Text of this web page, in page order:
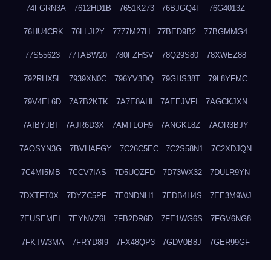
74FGRN3A 7612HD1B 7651K273 76BJGQ4F 76G4013Z
76HU4CRK 76LLJI2Y 7777M27H 77BED9B2 77BGMMG4
77S55623 77TABW20 780FZHSV 78Q29S80 78XWEZ88
792RHX5L 7939XN0C 796YV3DQ 79GHS38T 79L8YFMC
79V4EL6D 7A7B2KTK 7A7E8AHI 7AEEJVFI 7AGCKJXN
7AIBYJBI 7AJR6D3X 7AMTLOH9 7ANGKL8Z 7AOR3BJY
7AOSYN3G 7BVHAFGY 7C26C5EC 7C2S58N1 7C2XDJQN
7C4MI5MB 7CCV7IAS 7D5UQZFD 7D73WX32 7DULR9YN
7DXTFT0X 7DYZC5PF 7E0NDNH1 7EDB4H4S 7EE3M9WJ
7EUSEMEI 7EYNVZ6I 7FB2DR6D 7FE1WG6S 7FGV6NG8
7FKTW3MA 7FRYD8I9 7FX48QP3 7GDV0B8J 7GER99GF